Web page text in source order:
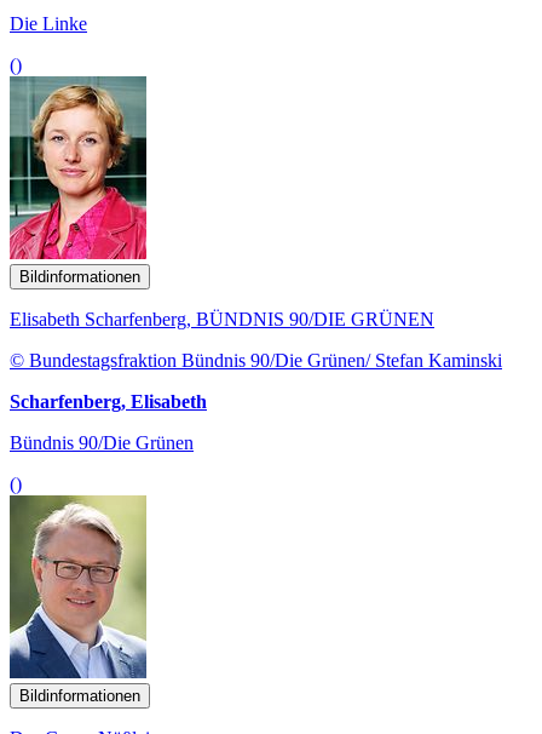
Die Linke
()
Bildinformationen
Elisabeth Scharfenberg, BÜNDNIS 90/DIE GRÜNEN
© Bundestagsfraktion Bündnis 90/Die Grünen/ Stefan Kaminski
Scharfenberg, Elisabeth
Bündnis 90/Die Grünen
()
Bildinformationen